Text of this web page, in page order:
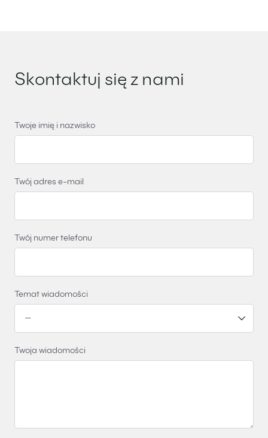
Skontaktuj się z nami
Twoje imię i nazwisko
Twój adres e-mail
Twój numer telefonu
Temat wiadomości
Twoja wiadomości